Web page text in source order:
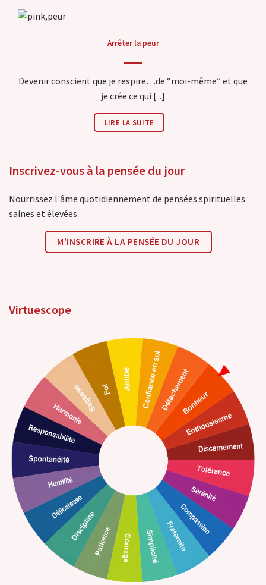
Arrêter la peur
Devenir conscient que je respire…de “moi-même” et que
je crée ce qui [...]
LIRE LA SUITE
Inscrivez-vous à la pensée du jour
Nourrissez l'âme quotidiennement de pensées spirituelles
saines et élevées.
M'INSCRIRE À LA PENSÉE DU JOUR
Virtuescope